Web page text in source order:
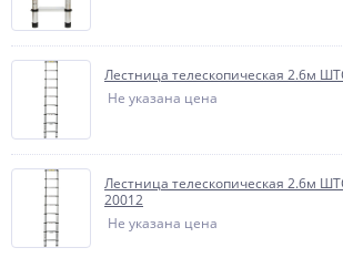
Лестница телескопическая 2.6м
Не указана цена
Лестница телескопическая 2.6м
20012
Не указана цена